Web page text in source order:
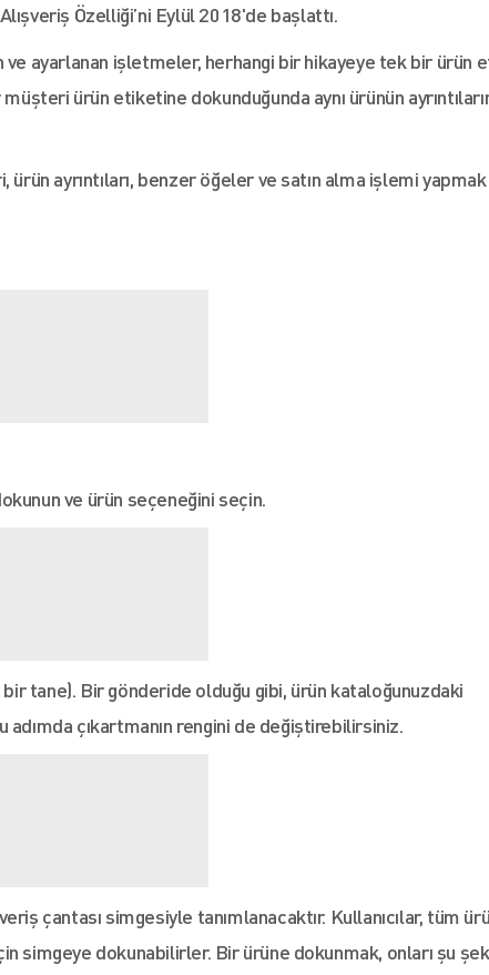
Özelliği’ni Eylül 2018'de başlattı.
ayarlanan işletmeler, herhangi bir hikayeye tek bir ürün
ürün etiketine dokunduğunda aynı ürünün
ayrıntıları, benzer öğeler ve satın alma işlemi
ve ürün seçeneğini seçin.
tane). Bir gönderide olduğu gibi, ürün kataloğunuzdaki
adımda çıkartmanın rengini de değiştirebilirsiniz.
çantası simgesiyle tanımlanacaktır. Kullanıcılar, tüm
simgeye dokunabilirler. Bir ürüne dokunmak, onları şu